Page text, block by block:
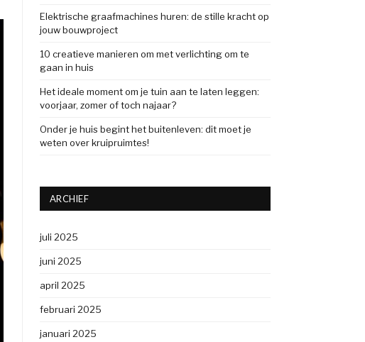
Elektrische graafmachines huren: de stille kracht op
jouw bouwproject
10 creatieve manieren om met verlichting om te
gaan in huis
Het ideale moment om je tuin aan te laten leggen:
voorjaar, zomer of toch najaar?
Onder je huis begint het buitenleven: dit moet je
weten over kruipruimtes!
ARCHIEF
juli 2025
juni 2025
april 2025
februari 2025
januari 2025